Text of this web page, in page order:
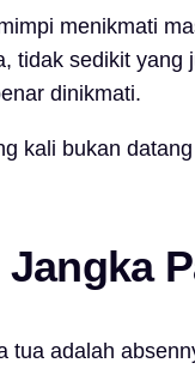
menikmati
tidak sedikit
dinikmati.
kali bukan
adalah